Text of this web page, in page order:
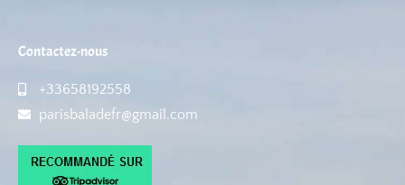
Contactez-nous
+33658192558
parisbaladefr@gmail.com